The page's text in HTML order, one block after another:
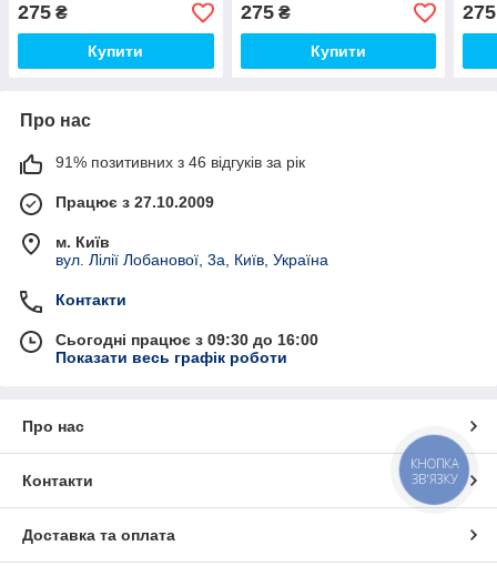
275 ₴
Купити
275₴
Купити
275
Про нас
91% позитивних з 46 відгуків за рік
Працює з 27.10.2009
м. Київ
вул. Лілії Лобанової, 3а, Київ, Україна
Контакти
Сьогодні працює з 09:30 до 16:00
Показати весь графік роботи
Про нас
Контакти
Доставка та оплата
КНОПКА
ЗВ'ЯЗКУ